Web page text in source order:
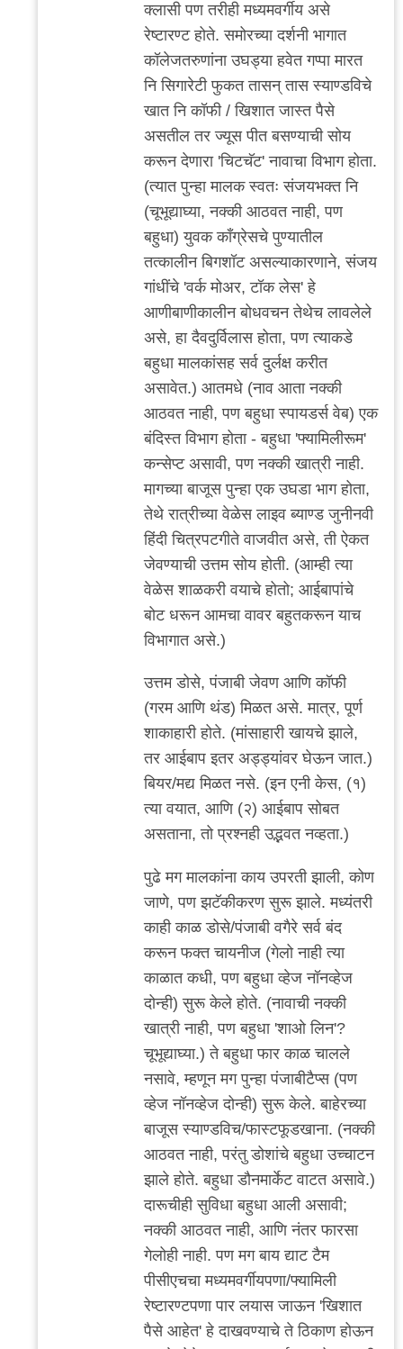
क्लासी पण तरीही मध्यमवर्गीय असे
रेष्टारण्ट होते. समोरच्या दर्शनी भागात
कॉलेजतरुणांना उघड्या हवेत गप्पा मारत
नि सिगारेटी फुकत तासन् तास स्याण्डविचे
खात नि कॉफी / खिशात जास्त पैसे
असतील तर ज्यूस पीत बसण्याची सोय
करून देणारा 'चिटचॅट' नावाचा विभाग होता.
(त्यात पुन्हा मालक स्वतः संजयभक्त नि
(चूभूद्याघ्या, नक्की आठवत नाही, पण
बहुधा) युवक काँग्रेसचे पुण्यातील
तत्कालीन बिगशॉट असल्याकारणाने, संजय
गांधींचे 'वर्क मोअर, टॉक लेस' हे
आणीबाणीकालीन बोधवचन तेथेच लावलेले
असे, हा दैवदुर्विलास होता, पण त्याकडे
बहुधा मालकांसह सर्व दुर्लक्ष करीत
असावेत.) आतमधे (नाव आता नक्की
आठवत नाही, पण बहुधा स्पायडर्स वेब) एक
बंदिस्त विभाग होता - बहुधा 'फ्यामिलीरूम'
कन्सेप्ट असावी, पण नक्की खात्री नाही.
मागच्या बाजूस पुन्हा एक उघडा भाग होता,
तेथे रात्रीच्या वेळेस लाइव ब्याण्ड जुनीनवी
हिंदी चित्रपटगीते वाजवीत असे, ती ऐकत
जेवण्याची उत्तम सोय होती. (आम्ही त्या
वेळेस शाळकरी वयाचे होतो; आईबापांचे
बोट धरून आमचा वावर बहुतकरून याच
विभागात असे.)
उत्तम डोसे, पंजाबी जेवण आणि कॉफी
(गरम आणि थंड) मिळत असे. मात्र, पूर्ण
शाकाहारी होते. (मांसाहारी खायचे झाले,
तर आईबाप इतर अड्ड्यांवर घेऊन जात.)
बियर/मद्य मिळत नसे. (इन एनी केस, (१)
त्या वयात, आणि (२) आईबाप सोबत
असताना, तो प्रश्नही उद्भवत नव्हता.)
पुढे मग मालकांना काय उपरती झाली, कोण
जाणे, पण झटॅकीकरण सुरू झाले. मध्यंतरी
काही काळ डोसे/पंजाबी वगैरे सर्व बंद
करून फक्त चायनीज (गेलो नाही त्या
काळात कधी, पण बहुधा व्हेज नॉनव्हेज
दोन्ही) सुरू केले होते. (नावाची नक्की
खात्री नाही, पण बहुधा 'शाओ लिन'?
चूभूद्याघ्या.) ते बहुधा फार काळ चालले
नसावे, म्हणून मग पुन्हा पंजाबीटैप्स (पण
व्हेज नॉनव्हेज दोन्ही) सुरू केले. बाहेरच्या
बाजूस स्याण्डविच/फास्टफूडखाना. (नक्की
आठवत नाही, परंतु डोशांचे बहुधा उच्चाटन
झाले होते. बहुधा डौनमार्केट वाटत असावे.)
दारूचीही सुविधा बहुधा आली असावी;
नक्की आठवत नाही, आणि नंतर फारसा
गेलोही नाही. पण मग बाय द्याट टैम
पीसीएचचा मध्यमवर्गीयपणा/फ्यामिली
रेष्टारण्टपणा पार लयास जाऊन 'खिशात
पैसे आहेत' हे दाखवण्याचे ते ठिकाण होऊन